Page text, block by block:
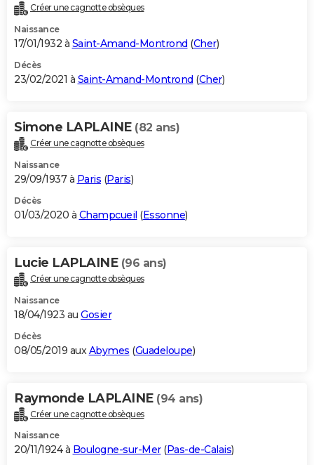
Créer une cagnotte obsèques
Naissance
17/01/1932 à Saint-Amand-Montrond (Cher)
Décès
23/02/2021 à Saint-Amand-Montrond (Cher)
Simone LAPLAINE (82 ans)
Créer une cagnotte obsèques
Naissance
29/09/1937 à Paris (Paris)
Décès
01/03/2020 à Champcueil (Essonne)
Lucie LAPLAINE (96 ans)
Créer une cagnotte obsèques
Naissance
18/04/1923 au Gosier
Décès
08/05/2019 aux Abymes (Guadeloupe)
Raymonde LAPLAINE (94 ans)
Créer une cagnotte obsèques
Naissance
20/11/1924 à Boulogne-sur-Mer(Pas-de-Calais)